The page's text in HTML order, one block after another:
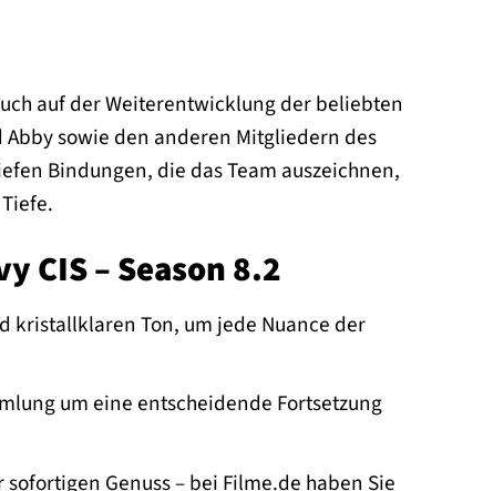
auf der Weiterentwicklung der beliebten
Abby sowie den anderen Mitgliedern des
Bindungen, die das Team auszeichnen,
CIS – Season 8.2
kristallklaren Ton, um jede Nuance der
um eine entscheidende Fortsetzung
Genuss – bei Filme.de haben Sie